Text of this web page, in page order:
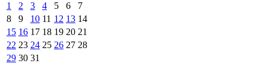
1
2 3 4 5 6
7
8
9 10 11 12 13 14
15 16 17 18 19 20 21
22 23 24 25 26 27 28
29 30 31